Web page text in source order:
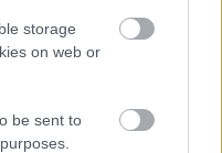
storage
on web or
be sent to